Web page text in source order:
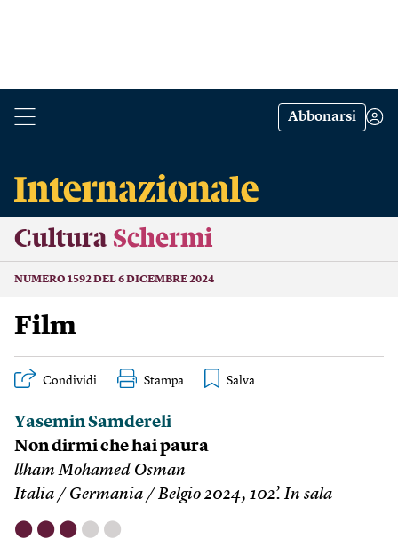
Abbonarsi
Cultura Schermi
NUMERO 1592 DEL 6 DICEMBRE 2024
Film
Condividi Stampa
Yasemin Samdereli
Non dirmi che hai paura
llham Mohamed Osman
Italia / Germania / Belgio 2024, 102’. In sala
⬤ ⬤ ⬤ ⬤ ⬤